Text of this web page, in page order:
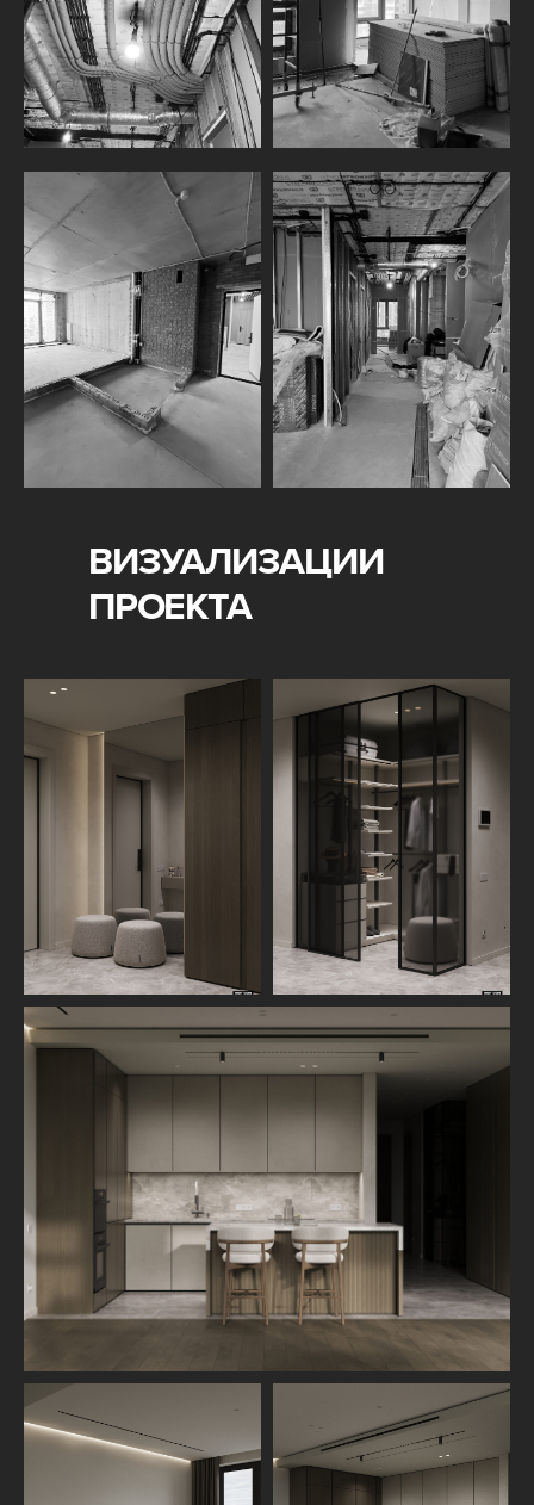
ВИЗУАЛИЗАЦИИ
ПРОЕКТА